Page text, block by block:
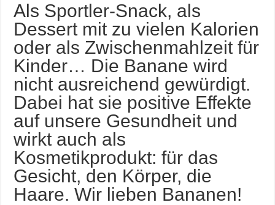
Als Sportler-Snack, als
Dessert mit zu vielen Kalorien
oder als Zwischenmahlzeit für
Kinder… Die Banane wird
nicht ausreichend gewürdigt.
Dabei hat sie positive Effekte
auf unsere Gesundheit und
wirkt auch als
Kosmetikprodukt: für das
Gesicht, den Körper, die
Haare. Wir lieben Bananen!